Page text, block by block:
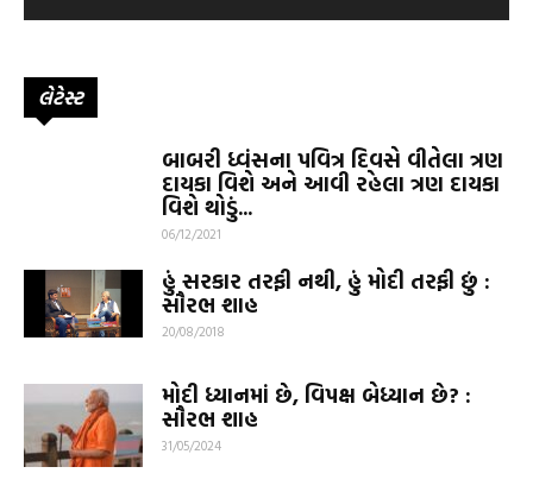
લેટેસ્ટ
બાબરી ધ્વંસના પવિત્ર દિવસે વીતેલા ત્રણ
દાયકા વિશે અને આવી રહેલા ત્રણ દાયકા
વિશે થોડું...
06/12/2021
હું સરકાર તરફી નથી, હું મોદી તરફી છું :
સૌરભ શાહ
20/08/2018
મોદી ધ્યાનમાં છે, વિપક્ષ બેધ્યાન છે? :
સૌરભ શાહ
31/05/2024